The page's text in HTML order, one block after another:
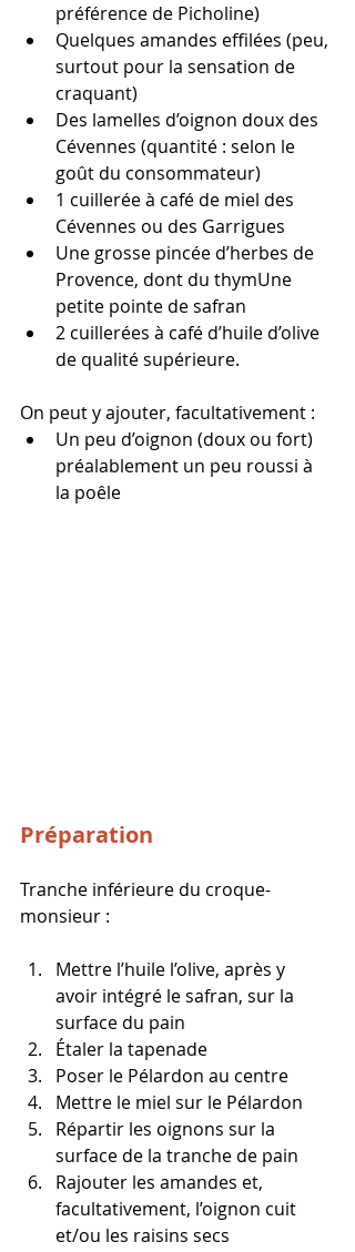
préférence de Picholine)
Quelques amandes effilées (peu,
surtout pour la sensation de
craquant)
Des lamelles d’oignon doux des
Cévennes (quantité : selon le
goût du consommateur)
1 cuillerée à café de miel des
Cévennes ou des Garrigues
Une grosse pincée d’herbes de
Provence, dont du thymUne
petite pointe de safran
2 cuillerées à café d’huile d’olive
de qualité supérieure.
On peut y ajouter, facultativement :
Un peu d’oignon (doux ou fort)
préalablement un peu roussi à
la poêle
Préparation
Tranche inférieure du croque-
monsieur :
Mettre l’huile l’olive, après y
avoir intégré le safran, sur la
surface du pain
Étaler la tapenade
Poser le Pélardon au centre
Mettre le miel sur le Pélardon
Répartir les oignons sur la
surface de la tranche de pain
Rajouter les amandes et,
facultativement, l’oignon cuit
et/ou les raisins secs